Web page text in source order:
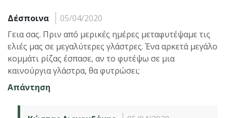
Δέσποινα
05/04/2020
Γεια σας. Πριν από μερικές ημέρες μεταφυτέψαμε τις
ελιές μας σε μεγαλύτερες γλάστρες. Ένα αρκετά μεγάλο
κομμάτι ρίζας έσπασε, αν το φυτέψω σε μια
καινούργια γλάστρα, θα φυτρώσει;
Απάντηση